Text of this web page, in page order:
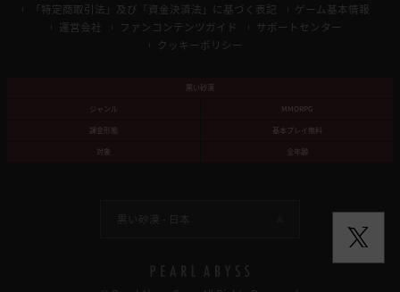
「特定商取引法」及び「資金決済法」に基づく表記
ゲーム基本情報
運営会社
ファンコンテンツガイド
サポートセンター
クッキーポリシー
黒い砂漠
ジャンル
MMORPG
課金形態
基本プレイ無料
対象
全年齢
黒い砂漠 - 日本